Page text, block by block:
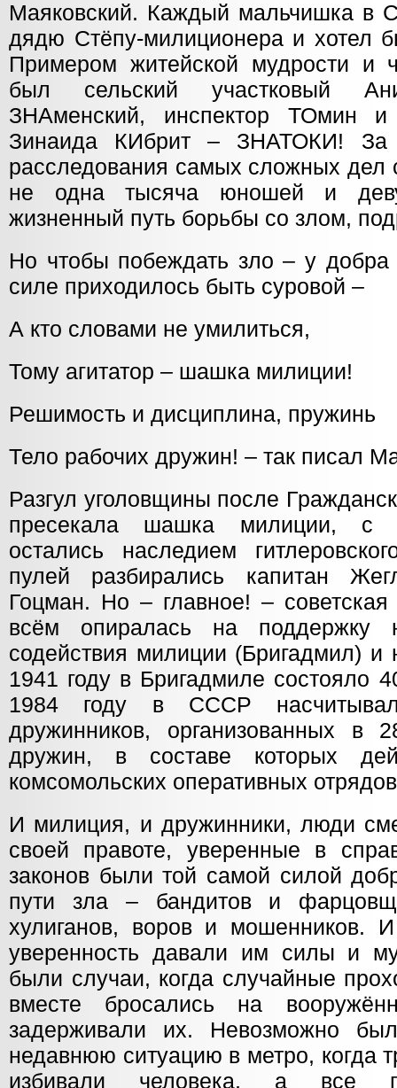
Маяковский. Каждый мальчишка в
дядю Стёпу-милиционера и хотел
Примером житейской мудрости и
был сельский участковый
ЗНАменский, инспектор ТОмин и
Зинаида КИбрит – ЗНАТОКИ! За
расследования самых сложных дел
не одна тысяча юношей и
жизненный путь борьбы со злом,
Но чтобы побеждать зло – у
силе приходилось быть суровой –
А кто словами не умилиться,
Тому агитатор – шашка милиции!
Решимость и дисциплина, пружинь
Тело рабочих дружин! – так писал
Разгул уголовщины после
пресекала шашка милиции, с
остались наследием
пулей разбирались капитан
Гоцман. Но – главное! –
всём опиралась на поддержку
содействия милиции (Бригадмил)
1941 году в Бригадмиле состояло
1984 году в СССР
дружинников, организованных в
дружин, в составе которых
комсомольских оперативных
И милиция, и дружинники, люди
своей правоте, уверенные в
законов были той самой силой
пути зла – бандитов и
хулиганов, воров и мошенников.
уверенность давали им силы и
были случаи, когда случайные
вместе бросались на
задерживали их. Невозможно
недавнюю ситуацию в метро, когда
избивали человека, а все